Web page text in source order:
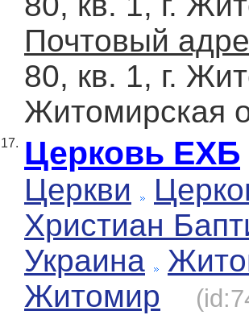
Почтовый
80, кв. 1, г.
Житомирская
17. Церковь ЕХБ
Церкви
Христиан
Украина
Житомир